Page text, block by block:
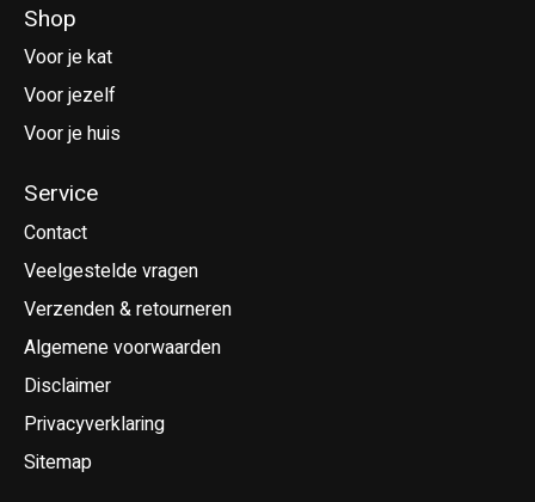
Shop
Voor je kat
Voor jezelf
Voor je huis
Service
Contact
Veelgestelde vragen
Verzenden & retourneren
Algemene voorwaarden
Disclaimer
Privacyverklaring
Sitemap